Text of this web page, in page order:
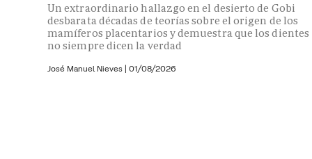
Un extraordinario hallazgo en el desierto de Gobi
desbarata décadas de teorías sobre el origen de los
mamíferos placentarios y demuestra que los dientes
no siempre dicen la verdad
José Manuel Nieves | 01/08/2026